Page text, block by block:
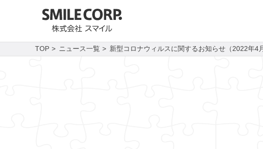
TOP ニュース一覧 新型コロナウィルスに関するお知らせ（2022年4